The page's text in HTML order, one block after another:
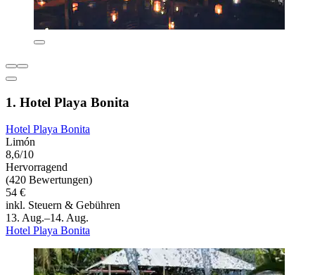
1. Hotel Playa Bonita
Hotel Playa Bonita
Limón
8,6/10
Hervorragend
(420 Bewertungen)
54 €
inkl. Steuern & Gebühren
13. Aug.–14. Aug.
Hotel Playa Bonita